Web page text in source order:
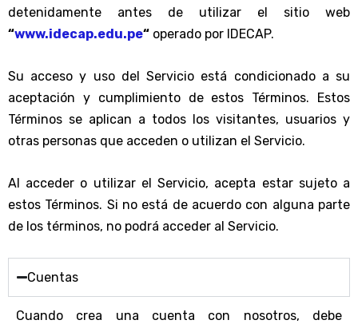
detenidamente antes de utilizar el sitio web
“www.idecap.edu.pe“ operado por IDECAP.
Su acceso y uso del Servicio está condicionado a su
aceptación y cumplimiento de estos Términos. Estos
Términos se aplican a todos los visitantes, usuarios y
otras personas que acceden o utilizan el Servicio.
Al acceder o utilizar el Servicio, acepta estar sujeto a
estos Términos. Si no está de acuerdo con alguna parte
de los términos, no podrá acceder al Servicio.
Cuentas
Cuando crea una cuenta con nosotros, debe